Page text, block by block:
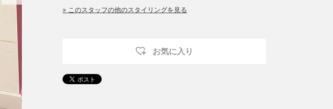
» このスタッフの他のスタイリングを見る
お気に入り